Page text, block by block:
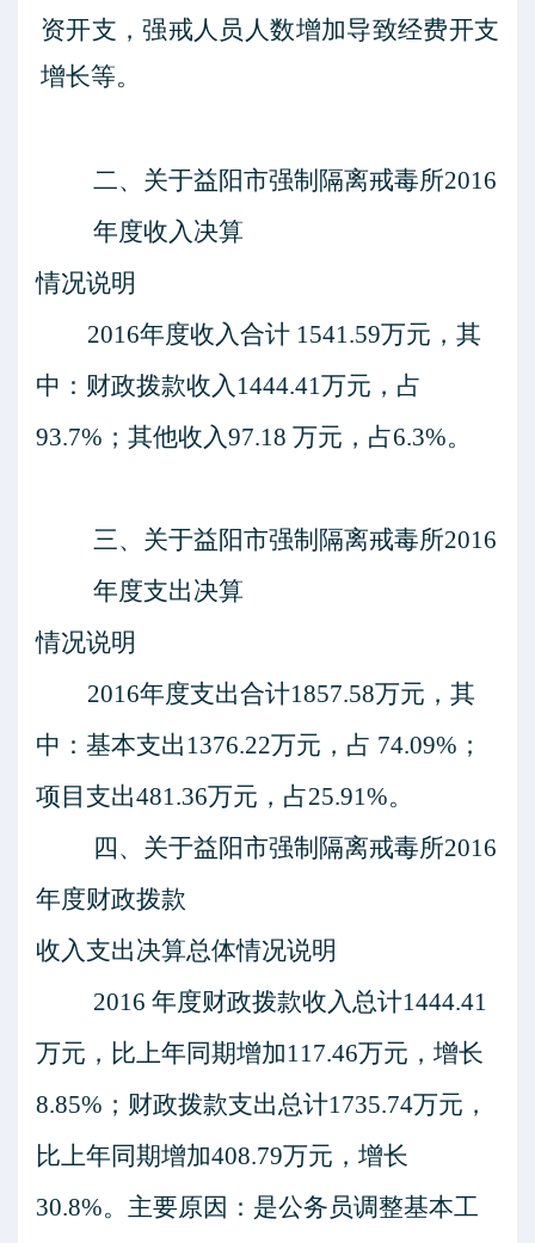
资开支，强戒人员人数增加导致经费开支
增长等。
二、 关于益阳市强制隔离戒毒所2016
年度收入决算
情况说明
2016年度收入合计 1541.59万元，其
中：财政拨款收入 1444.41万元，占
93.7%；其他收入97.18 万元，占6.3%。
三、 关于益阳市强制隔离戒毒所2016
年度支出决算
情况说明
2016年度支出合计1857.58万元，其
中：基本支出 1376.22万元，占 74.09%；
项目支出481.36万元，占25.91%。
四、关于益阳市强制隔离戒毒所2016
年度财政拨款
收入支出决算总体情况说明
2016 年度财政拨款收入总计1444.41
万元，比上年同期增加117.46万元，增长
8.85%；财政拨款支出总计1735.74万元，
比上年同期增加408.79万元，增长
30.8%。主要原因： 是公务员调整基本工